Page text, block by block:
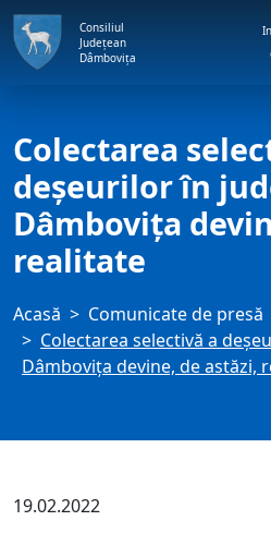
Consiliul
Județean
Dâmbovița
Colectarea
deșeurilor în
Dâmbovița
realitate
Acasă
Comunicate de presă
Colectarea selectivă a
Dâmbovița devine, de astăzi,
19.02.2022